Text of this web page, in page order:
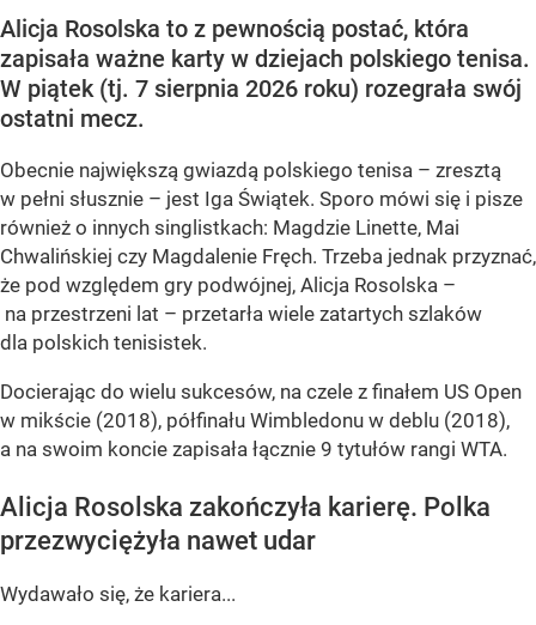
Alicja Rosolska to z pewnością postać, która
zapisała ważne karty w dziejach polskiego tenisa.
W piątek (tj. 7 sierpnia 2026 roku) rozegrała swój
ostatni mecz.
Obecnie największą gwiazdą polskiego tenisa – zresztą
w pełni słusznie – jest Iga Świątek. Sporo mówi się i pisze
również o innych singlistkach: Magdzie Linette, Mai
Chwalińskiej czy Magdalenie Fręch. Trzeba jednak przyznać,
że pod względem gry podwójnej, Alicja Rosolska –
na przestrzeni lat – przetarła wiele zatartych szlaków
dla polskich tenisistek.
Docierając do wielu sukcesów, na czele z finałem US Open
w mikście (2018), półfinału Wimbledonu w deblu (2018),
a na swoim koncie zapisała łącznie 9 tytułów rangi WTA.
Alicja Rosolska zakończyła karierę. Polka
przezwyciężyła nawet udar
Wydawało się, że kariera...